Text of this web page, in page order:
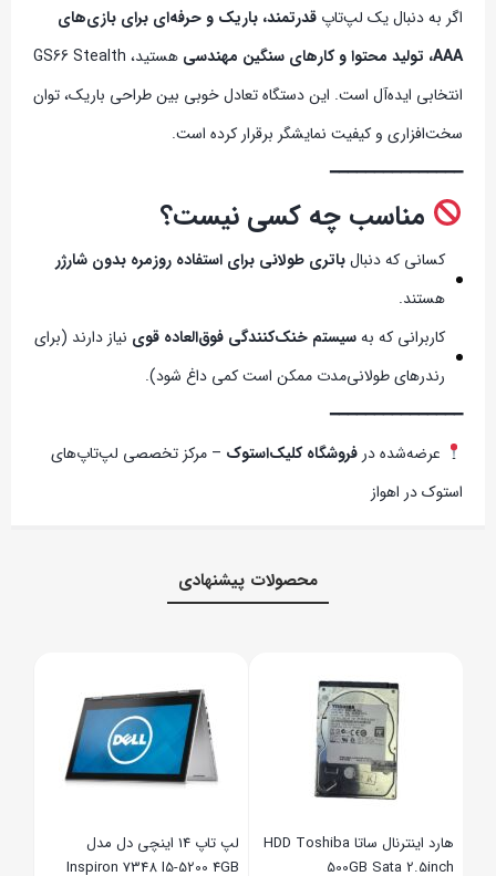
اگر به دنبال یک لپ‌تاپ قدرتمند، باریک و حرفه‌ای برای بازی‌های
AAA، تولید محتوا و کارهای سنگین مهندسی
هستید، GS66 Stealth
انتخابی ایده‌آل است. این دستگاه تعادل خوبی بین طراحی باریک، توان
سخت‌افزاری و کیفیت نمایشگر برقرار کرده است.
━━━━━━━━━━━━━━━
مناسب چه کسی نیست؟
کسانی که دنبالباتری طولانی برای استفاده روزمره بدون شارژر
هستند.
کاربرانی که بهسیستم خنک‌کنندگی فوق‌العاده قوی نیاز دارند (برای
رندرهای طولانی‌مدت ممکن است کمی داغ شود).
━━━━━━━━━━━━━━━
عرضه‌شده در فروشگاه کلیک‌استوک – مرکز تخصصی لپ‌تاپ‌های
استوک در اهواز
محصولات پیشنهادی
هارد اینترنال ساتا HDD Toshiba
500GB Sata 2.5inch
لپ تاپ 14 اینچی دل مدل
Inspiron 7348 I5-5200 4GB